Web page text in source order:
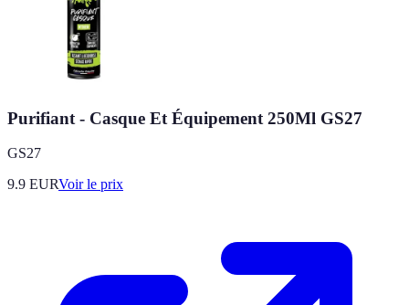
Purifiant - Casque Et Équipement 250Ml GS27
GS27
9.9 EURVoir le prix